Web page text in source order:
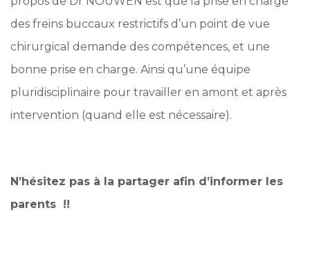
des freins buccaux restrictifs d’un point de vue
chirurgical demande des compétences, et une
bonne prise en charge. Ainsi qu’une équipe
pluridisciplinaire pour travailler en amont et après
intervention (quand elle est nécessaire).
N’hésitez pas à la partager afin d’informer les
parents !!